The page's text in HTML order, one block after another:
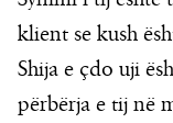
klient se kush
Shija e çdo uji
përbërja e tij në